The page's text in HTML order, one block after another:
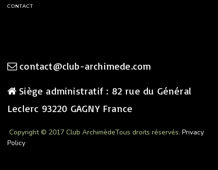
CONTACT
contact@club-archimede.com
Siège administratif : 82 rue du Général
Leclerc 93220 GAGNY France
Copyright © 2017 Club ArchimèdeTous droits réservés. Privacy
Policy